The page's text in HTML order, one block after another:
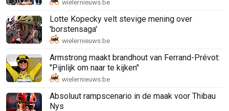
Lotte Kopecky velt stevige mening over
'borstensaga'
Armstrong maakt brandhout van Ferrand-Prévot:
"Pijnlijk om naar te kijken"
Absoluut rampscenario in de maak voor Thibau
Nys